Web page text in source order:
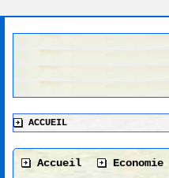
ACCUEIL
Accueil Economie